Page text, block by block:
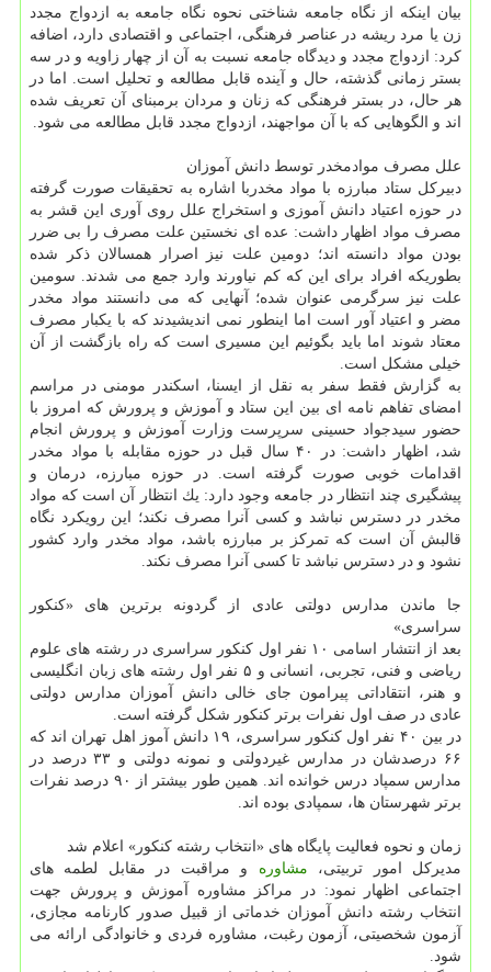
بیان اینكه از نگاه جامعه شناختی نحوه نگاه جامعه به ازدواج مجدد
زن یا مرد ریشه در عناصر فرهنگی، اجتماعی و اقتصادی دارد، اضافه
كرد: ازدواج مجدد و دیدگاه جامعه نسبت به آن از چهار زاویه و در سه
بستر زمانی گذشته، حال و آینده قابل مطالعه و تحلیل است. اما در
هر حال، در بستر فرهنگی كه زنان و مردان برمبنای آن تعریف شده
اند و الگوهایی كه با آن مواجهند، ازدواج مجدد قابل مطالعه می شود.
علل مصرف موادمخدر توسط دانش آموزان
دبیركل ستاد مبارزه با مواد مخدربا اشاره به تحقیقات صورت گرفته
در حوزه اعتیاد دانش آموزی و استخراج علل روی آوری این قشر به
مصرف مواد اظهار داشت: عده ای نخستین علت مصرف را بی ضرر
بودن مواد دانسته اند؛ دومین علت نیز اصرار همسالان ذكر شده
بطوریكه افراد برای این كه كم نیاورند وارد جمع می شدند. سومین
علت نیز سرگرمی عنوان شده؛ آنهایی كه می دانستند مواد مخدر
مضر و اعتیاد آور است اما اینطور نمی اندیشیدند كه با یكبار مصرف
معتاد شوند اما باید بگوئیم این مسیری است كه راه بازگشت از آن
خیلی مشكل است.
به گزارش فقط سفر به نقل از ایسنا، اسكندر مومنی در مراسم
امضای تفاهم نامه ای بین این ستاد و آموزش و پرورش كه امروز با
حضور سیدجواد حسینی سرپرست وزارت آموزش و پرورش انجام
شد، اظهار داشت: در ۴۰ سال قبل در حوزه مقابله با مواد مخدر
اقدامات خوبی صورت گرفته است. در حوزه مبارزه، درمان و
پیشگیری چند انتظار در جامعه وجود دارد: یك انتظار آن است كه مواد
مخدر در دسترس نباشد و كسی آنرا مصرف نكند؛ این رویكرد نگاه
قالبش آن است كه تمركز بر مبارزه باشد، مواد مخدر وارد كشور
نشود و در دسترس نباشد تا كسی آنرا مصرف نكند.
جا ماندن مدارس دولتی عادی از گردونه برترین های «كنكور
سراسری»
بعد از انتشار اسامی ۱۰ نفر اول كنكور سراسری در رشته های علوم
ریاضی و فنی، تجربی، انسانی و ۵ نفر اول رشته های زبان انگلیسی
و هنر، انتقاداتی پیرامون جای خالی دانش آموزان مدارس دولتی
عادی در صف اول نفرات برتر كنكور شكل گرفته است.
در بین ۴۰ نفر اول كنكور سراسری، ۱۹ دانش آموز اهل تهران اند كه
۶۶ درصدشان در مدارس غیردولتی و نمونه دولتی و ۳۳ درصد در
مدارس سمپاد درس خوانده اند. همین طور بیشتر از ۹۰ درصد نفرات
برتر شهرستان ها، سمپادی بوده اند.
زمان و نحوه فعالیت پایگاه های «انتخاب رشته كنكور» اعلام شد
مدیركل امور تربیتی، مشاوره و مراقبت در مقابل لطمه های
اجتماعی اظهار نمود: در مراكز مشاوره آموزش و پرورش جهت
انتخاب رشته دانش آموزان خدماتی از قبیل صدور كارنامه مجازی،
آزمون شخصیتی، آزمون رغبت، مشاوره فردی و خانوادگی ارائه می
شود.